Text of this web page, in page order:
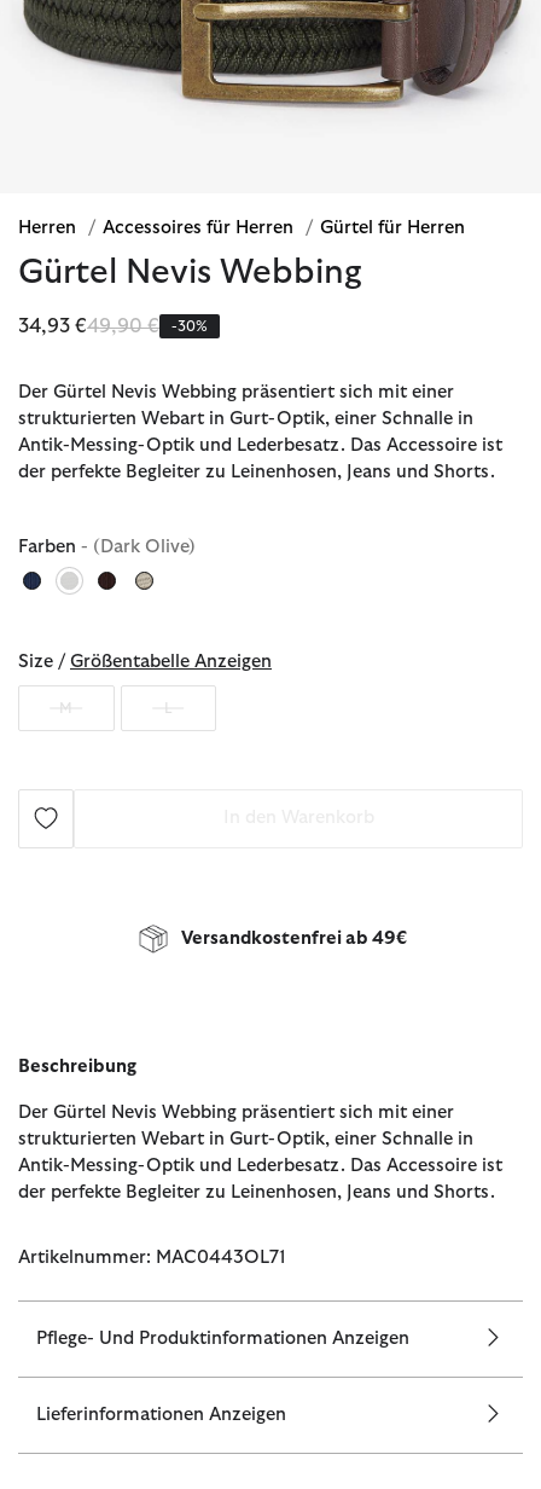
Herren / Accessoires für Herren / Gürtel für Herren
Gürtel Nevis Webbing
34,93 €Reduziert von
49,90 €bis-30%
Der Gürtel Nevis Webbing präsentiert sich mit einer
strukturierten Webart in Gurt-Optik, einer Schnalle in
Antik-Messing-Optik und Lederbesatz. Das Accessoire ist
der perfekte Begleiter zu Leinenhosen, Jeans und Shorts.
Farben - (Dark Olive)
Size / Größentabelle Anzeigen
M
Versandkostenfrei ab 49€
Beschreibung
Der Gürtel Nevis Webbing präsentiert sich mit einer
strukturierten Webart in Gurt-Optik, einer Schnalle in
Antik-Messing-Optik und Lederbesatz. Das Accessoire ist
der perfekte Begleiter zu Leinenhosen, Jeans und Shorts.
Artikelnummer: MAC0443OL71
Pflege- Und Produktinformationen Anzeigen
Lieferinformationen Anzeigen